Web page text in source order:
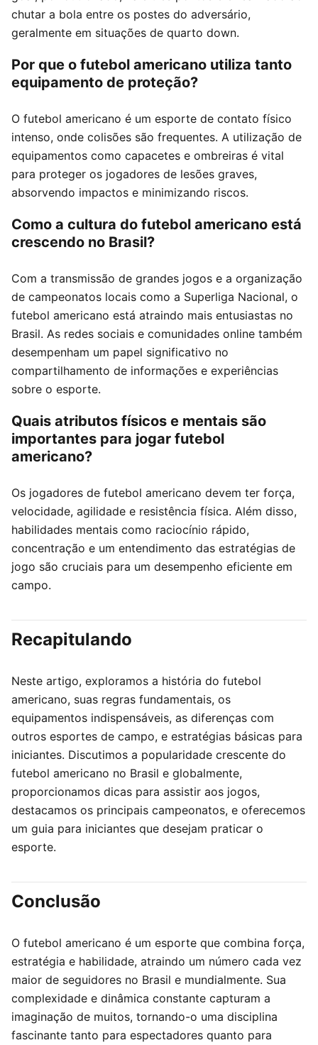
chutar a bola entre os postes do adversário,
geralmente em situações de quarto down.
Por que o futebol americano utiliza tanto
equipamento de proteção?
O futebol americano é um esporte de contato físico
intenso, onde colisões são frequentes. A utilização de
equipamentos como capacetes e ombreiras é vital
para proteger os jogadores de lesões graves,
absorvendo impactos e minimizando riscos.
Como a cultura do futebol americano está
crescendo no Brasil?
Com a transmissão de grandes jogos e a organização
de campeonatos locais como a Superliga Nacional, o
futebol americano está atraindo mais entusiastas no
Brasil. As redes sociais e comunidades online também
desempenham um papel significativo no
compartilhamento de informações e experiências
sobre o esporte.
Quais atributos físicos e mentais são
importantes para jogar futebol
americano?
Os jogadores de futebol americano devem ter força,
velocidade, agilidade e resistência física. Além disso,
habilidades mentais como raciocínio rápido,
concentração e um entendimento das estratégias de
jogo são cruciais para um desempenho eficiente em
campo.
Recapitulando
Neste artigo, exploramos a história do futebol
americano, suas regras fundamentais, os
equipamentos indispensáveis, as diferenças com
outros esportes de campo, e estratégias básicas para
iniciantes. Discutimos a popularidade crescente do
futebol americano no Brasil e globalmente,
proporcionamos dicas para assistir aos jogos,
destacamos os principais campeonatos, e oferecemos
um guia para iniciantes que desejam praticar o
esporte.
Conclusão
O futebol americano é um esporte que combina força,
estratégia e habilidade, atraindo um número cada vez
maior de seguidores no Brasil e mundialmente. Sua
complexidade e dinâmica constante capturam a
imaginação de muitos, tornando-o uma disciplina
fascinante tanto para espectadores quanto para